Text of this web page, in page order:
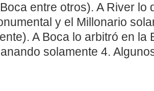
entre otros). A River lo
y el Millonario
A Boca lo arbitró en la
solamente 4.